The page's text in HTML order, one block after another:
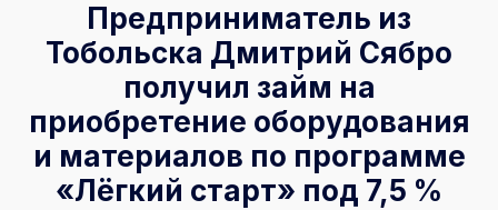
Предприниматель из
Тобольска Дмитрий Сябро
получил займ на
приобретение оборудования
и материалов по программе
«Лёгкий старт» под 7,5 %